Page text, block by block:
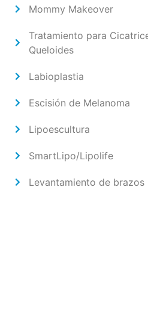
Mommy Makeover
Tratamiento para
Queloides
Labioplastia
Escisión de Melanoma
Lipoescultura
SmartLipo/Lipolife
Levantamiento de brazos